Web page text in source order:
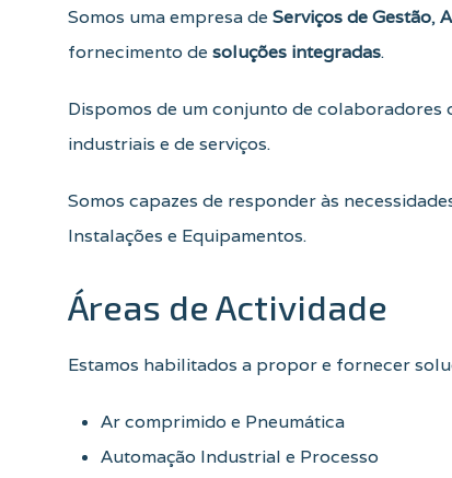
Somos uma empresa de Serviços de Gestão,
fornecimento de soluções integradas.
Dispomos de um conjunto de colaboradores
industriais e de serviços.
Somos capazes de responder às
Instalações e Equipamentos.
Áreas de Actividade
Estamos habilitados a propor e fornecer
Ar comprimido e Pneumática
Automação Industrial e Processo